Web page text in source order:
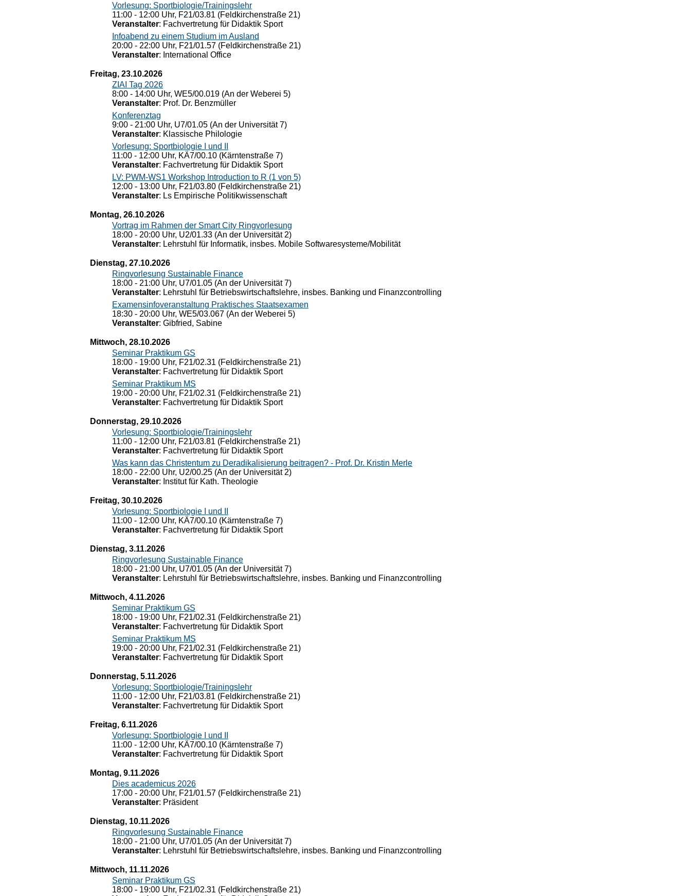
Vorlesung: Sportbiologie/Trainingslehr
11:00 - 12:00 Uhr, F21/03.81 (Feldkirchenstraße 21)
Veranstalter: Fachvertretung für Didaktik Sport
Infoabend zu einem Studium im Ausland
20:00 - 22:00 Uhr, F21/01.57 (Feldkirchenstraße 21)
Veranstalter: International Office
Freitag, 23.10.2026
ZIAI Tag 2026
8:00 - 14:00 Uhr, WE5/00.019 (An der Weberei 5)
Veranstalter: Prof. Dr. Benzmüller
Konferenztag
9:00 - 21:00 Uhr, U7/01.05 (An der Universität 7)
Veranstalter: Klassische Philologie
Vorlesung: Sportbiologie I und II
11:00 - 12:00 Uhr, KÄ7/00.10 (Kärntenstraße 7)
Veranstalter: Fachvertretung für Didaktik Sport
LV: PWM-WS1 Workshop Introduction to R (1 von 5)
12:00 - 13:00 Uhr, F21/03.80 (Feldkirchenstraße 21)
Veranstalter: Ls Empirische Politikwissenschaft
Montag, 26.10.2026
Vortrag im Rahmen der Smart City Ringvorlesung
18:00 - 20:00 Uhr, U2/01.33 (An der Universität 2)
Veranstalter: Lehrstuhl für Informatik, insbes. Mobile Softwaresysteme/Mobilität
Dienstag, 27.10.2026
Ringvorlesung Sustainable Finance
18:00 - 21:00 Uhr, U7/01.05 (An der Universität 7)
Veranstalter: Lehrstuhl für Betriebswirtschaftslehre, insbes. Banking und Finanzcontrolling
Examensinfoveranstaltung Praktisches Staatsexamen
18:30 - 20:00 Uhr, WE5/03.067 (An der Weberei 5)
Veranstalter: Gibfried, Sabine
Mittwoch, 28.10.2026
Seminar Praktikum GS
18:00 - 19:00 Uhr, F21/02.31 (Feldkirchenstraße 21)
Veranstalter: Fachvertretung für Didaktik Sport
Seminar Praktikum MS
19:00 - 20:00 Uhr, F21/02.31 (Feldkirchenstraße 21)
Veranstalter: Fachvertretung für Didaktik Sport
Donnerstag, 29.10.2026
Vorlesung: Sportbiologie/Trainingslehr
11:00 - 12:00 Uhr, F21/03.81 (Feldkirchenstraße 21)
Veranstalter: Fachvertretung für Didaktik Sport
Was kann das Christentum zu Deradikalisierung beitragen? - Prof. Dr. Kristin Merle
18:00 - 22:00 Uhr, U2/00.25 (An der Universität 2)
Veranstalter: Institut für Kath. Theologie
Freitag, 30.10.2026
Vorlesung: Sportbiologie I und II
11:00 - 12:00 Uhr, KÄ7/00.10 (Kärntenstraße 7)
Veranstalter: Fachvertretung für Didaktik Sport
Dienstag, 3.11.2026
Ringvorlesung Sustainable Finance
18:00 - 21:00 Uhr, U7/01.05 (An der Universität 7)
Veranstalter: Lehrstuhl für Betriebswirtschaftslehre, insbes. Banking und Finanzcontrolling
Mittwoch, 4.11.2026
Seminar Praktikum GS
18:00 - 19:00 Uhr, F21/02.31 (Feldkirchenstraße 21)
Veranstalter: Fachvertretung für Didaktik Sport
Seminar Praktikum MS
19:00 - 20:00 Uhr, F21/02.31 (Feldkirchenstraße 21)
Veranstalter: Fachvertretung für Didaktik Sport
Donnerstag, 5.11.2026
Vorlesung: Sportbiologie/Trainingslehr
11:00 - 12:00 Uhr, F21/03.81 (Feldkirchenstraße 21)
Veranstalter: Fachvertretung für Didaktik Sport
Freitag, 6.11.2026
Vorlesung: Sportbiologie I und II
11:00 - 12:00 Uhr, KÄ7/00.10 (Kärntenstraße 7)
Veranstalter: Fachvertretung für Didaktik Sport
Montag, 9.11.2026
Dies academicus 2026
17:00 - 20:00 Uhr, F21/01.57 (Feldkirchenstraße 21)
Veranstalter: Präsident
Dienstag, 10.11.2026
Ringvorlesung Sustainable Finance
18:00 - 21:00 Uhr, U7/01.05 (An der Universität 7)
Veranstalter: Lehrstuhl für Betriebswirtschaftslehre, insbes. Banking und Finanzcontrolling
Mittwoch, 11.11.2026
Seminar Praktikum GS
18:00 - 19:00 Uhr, F21/02.31 (Feldkirchenstraße 21)